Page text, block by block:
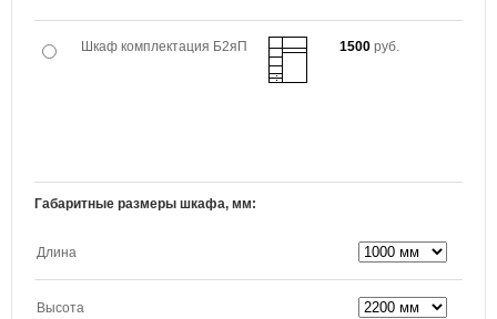
Шкаф комплектация Б2яП 1500 руб.
Габаритные размеры шкафа, мм:
Длина
Высота